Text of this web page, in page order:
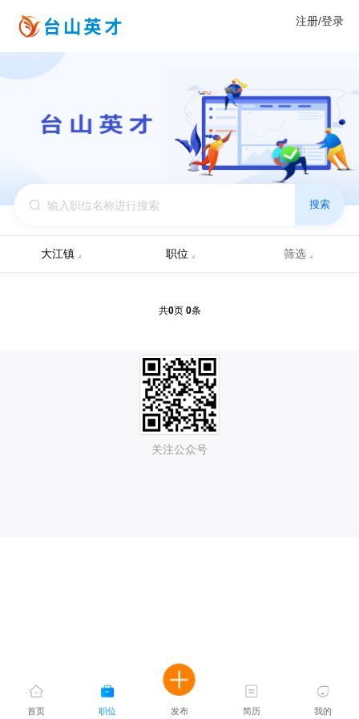
注册/登录
搜索
大江镇 职位 筛选
共0页 0条
关注公众号
首页 职位 发布 简历 我的